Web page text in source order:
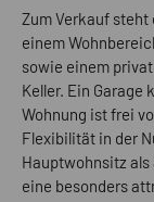
Zum Verkauf
einem
sowie einem
Keller. Ein Garage
Wohnung ist frei
Flexibilität in der
Hauptwohnsitz
eine besonders